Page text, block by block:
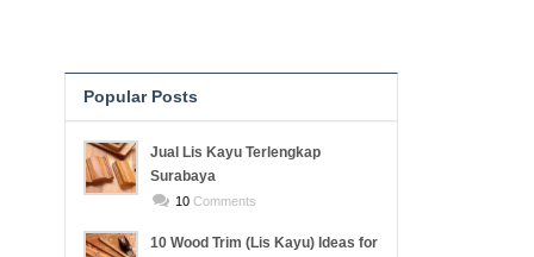
Popular Posts
Recent PostsJual Lis Kayu Terlengkap
Surabaya
10Comments
10 Wood Trim (Lis Kayu) Ideas for